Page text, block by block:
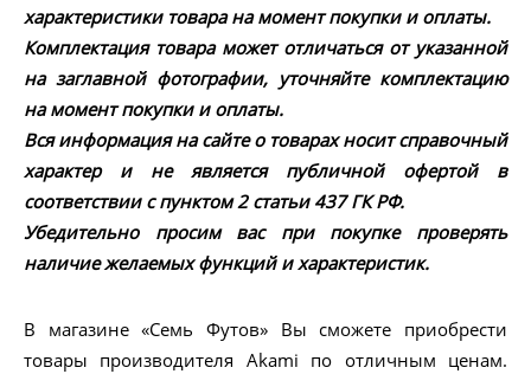
характеристики товара на момент покупки и оплаты.
Комплектация товара может отличаться от указанной
на заглавной фотографии, уточняйте комплектацию
на момент покупки и оплаты.
Вся информация на сайте о товарах носит справочный
характер и не является публичной офертой в
соответствии с пунктом 2 статьи 437 ГК РФ.
Убедительно просим вас при покупке проверять
наличие желаемых функций и характеристик.
В магазине «Семь Футов» Вы сможете приобрести
товары производителя Akami по отличным ценам.